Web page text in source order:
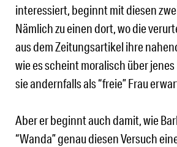
interessiert, beginnt mit diesen
Nämlich zu einen dort, wo die
aus dem Zeitungsartikel ihre
wie es scheint moralisch über
sie andernfalls als “freie” Frau
Aber er beginnt auch damit, wie
“Wanda” genau diesen Versuch